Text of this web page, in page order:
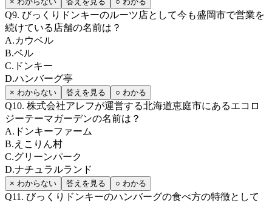
Q9. びっくりドンキーのルーツ店として今も盛岡市で営業を
続けている店舗の名前は？
A.カウベル
B.ベル
C. ドンキー
D.ハンバーグ亭
× わからない 答えを見る ○ わかる
Q10. 株式会社アレフが運営する北海道恵庭市にあるエコロ
ジーテーマガーデンの名前は？
A. ドンキーファーム
B. えこりん村
C.グリーンパーク
D.ナチュラルランド
× わからない 答えを見る ○ わかる
Q11 . びっくりドンキーのハンバーグの食べ方の特徴として